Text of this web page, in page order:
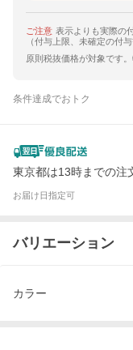
ご注意 表示よりも実際の
（付与上限、未確定の付与
原則税抜価格が対象です
条件達成でおトク
東京都は13時までの注
お届け日指定可
バリエーション
カラー